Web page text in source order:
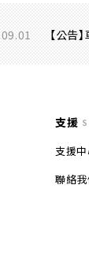
【公告
支援
支援
聯絡